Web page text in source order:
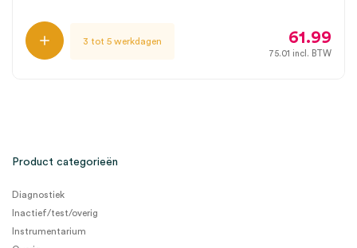
3 tot 5 werkdagen 61.99
75.01 incl. BTW
Product categorieën
Diagnostiek
Inactief/test/overig
Instrumentarium